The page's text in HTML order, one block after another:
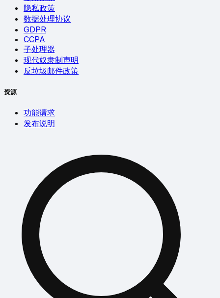
隐私政策
数据处理协议
GDPR
CCPA
子处理器
现代奴隶制声明
反垃圾邮件政策
资源
功能请求
发布说明